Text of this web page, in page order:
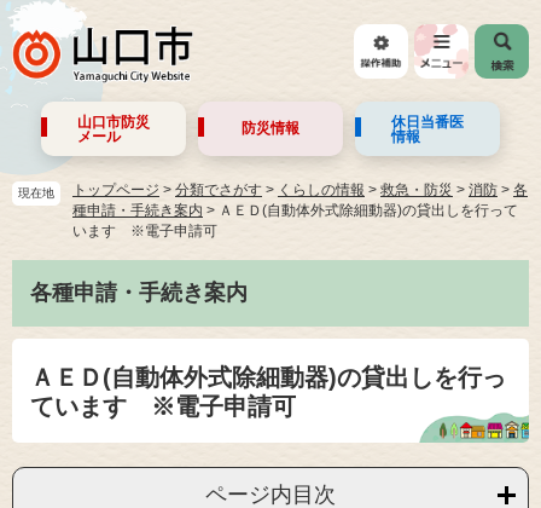
山口市防災
メール
防災情報
休日当番医
情報
現在地 トップページ > 分類でさがす > くらしの情報 > 救急・防災 > 消防 > 各
種申請・手続き案内 > ＡＥＤ(自動体外式除細動器)の貸出しを行って
います ※電子申請可
各種申請・手続き案内
ＡＥＤ(自動体外式除細動器)の貸出しを行っ
ています ※電子申請可
ページ内目次